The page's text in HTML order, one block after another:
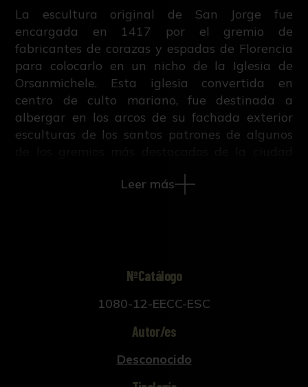
La escultura original de San Jorge fue
encargada en 1417 por el gremio de
fabricantes de corazas y espadas de Florencia
para colocarlo en un nicho de la Iglesia de
Orsanmichele. Esta iglesia convertida en
centro de culto mariano, fue destinada a
albergar en los arcos de su fachada exterior
esculturas de los santos patrones de algunos
adquirió el interés por la perspectiva, así como
del estudio de grandes escritos como De
Pictura de Alberti, de donde extrajo el gusto
por la composición, le convirtieron en uno de
los grandes artistas del Renacimiento.
Leer más
NºCatálogo
1080-12-EECC-ESC
Autor/es
Desconocido